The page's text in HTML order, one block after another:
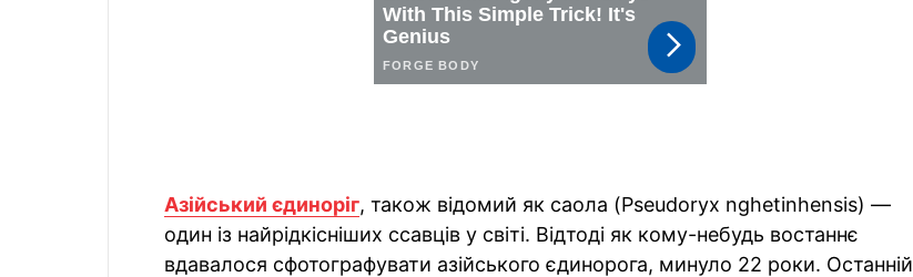
Азійський єдиноріг, також відомий як саола (Pseudoryx nghetinhensis) —
один із найрідкісніших ссавців у світі. Відтоді як кому-небудь востаннє
вдавалося сфотографувати азійського єдинорога, минуло 22 роки. Останній